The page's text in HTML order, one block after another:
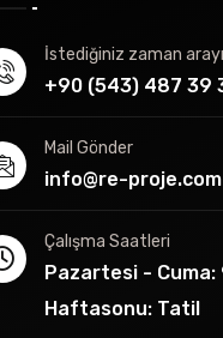
İstediğiniz zaman
+90 (543) 487 39
Mail Gönder
info@re-proje.com
Çalışma Saatleri
Pazartesi - Cuma:
Haftasonu: Tatil